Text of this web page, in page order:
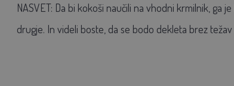
NASVET: Da bi kokoši naučili na vhodni krmilnik,
drugje. In videli boste, da se bodo dekleta brez